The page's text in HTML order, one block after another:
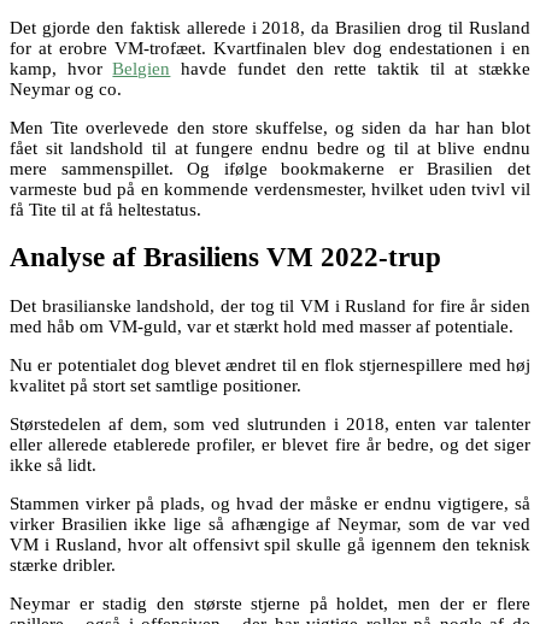
Det gjorde den faktisk allerede i 2018, da Brasilien drog til Rusland
for at erobre VM-trofæet. Kvartfinalen blev dog endestationen i en
kamp, hvorBelgien havde fundet den rette taktik til at stække
Neymar og co.
Men Tite overlevede den store skuffelse, og siden da har han blot
fået sit landshold til at fungere endnu bedre og til at blive endnu
mere sammenspillet. Og ifølge bookmakerne er Brasilien det
varmeste bud på en kommende verdensmester, hvilket uden tvivl vil
få Tite til at få heltestatus.
Analyse af Brasiliens VM 2022-trup
Det brasilianske landshold, der tog til VM i Rusland for fire år siden
med håb om VM-guld, var et stærkt hold med masser af potentiale.
Nu er potentialet dog blevet ændret til en flok stjernespillere med høj
kvalitet på stort set samtlige positioner.
Størstedelen af dem, som ved slutrunden i 2018, enten var talenter
eller allerede etablerede profiler, er blevet fire år bedre, og det siger
ikke så lidt.
Stammen virker på plads, og hvad der måske er endnu vigtigere, så
virker Brasilien ikke lige så afhængige af Neymar, som de var ved
VM i Rusland, hvor alt offensivt spil skulle gå igennem den teknisk
stærke dribler.
Neymar er stadig den største stjerne på holdet, men der er flere